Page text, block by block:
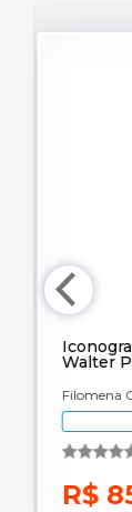
Walter
Filomena
R$